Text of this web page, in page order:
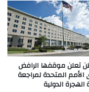
تعلن موقفها الرافض
الأمم المتحدة لمراجعة
الدولية